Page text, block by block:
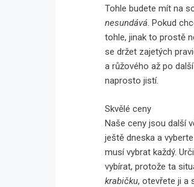
Tohle budete mít na
nesundává. Pokud
tohle, jinak to prostě
se držet zajetých
a růžového až po
naprosto jistí.
Skvělé ceny
Naše ceny jsou další
ještě dneska a
musí vybrat každý.
vybírat, protože ta
krabičku, otevřete ji a